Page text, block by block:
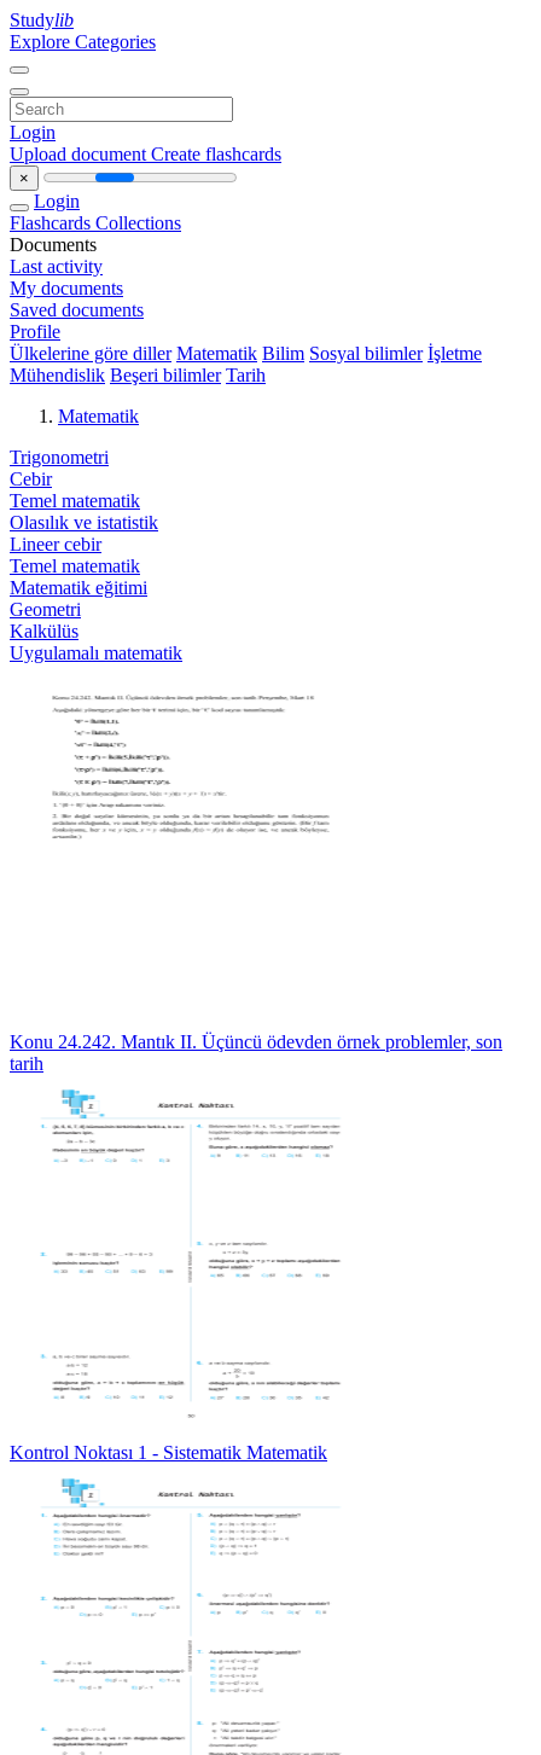
Studylib
Explore Categories
Login
Upload document Create flashcards
×
Login
Flashcards Collections
Documents
Last activity
My documents
Saved documents
Profile
Ülkelerine göre diller Matematik Bilim Sosyal bilimler İşletme
Mühendislik Beşeri bilimler Tarih
Matematik
Trigonometri
Cebir
Temel matematik
Olasılık ve istatistik
Lineer cebir
Temel matematik
Matematik eğitimi
Geometri
Kalkülüs
Uygulamalı matematik
Konu 24.242. Mantık II. Üçüncü ödevden örnek problemler, son
tarih
Kontrol Noktası 1 - Sistematik Matematik